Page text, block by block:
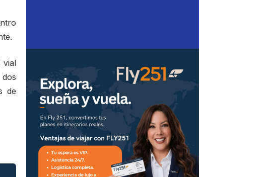
vial
de